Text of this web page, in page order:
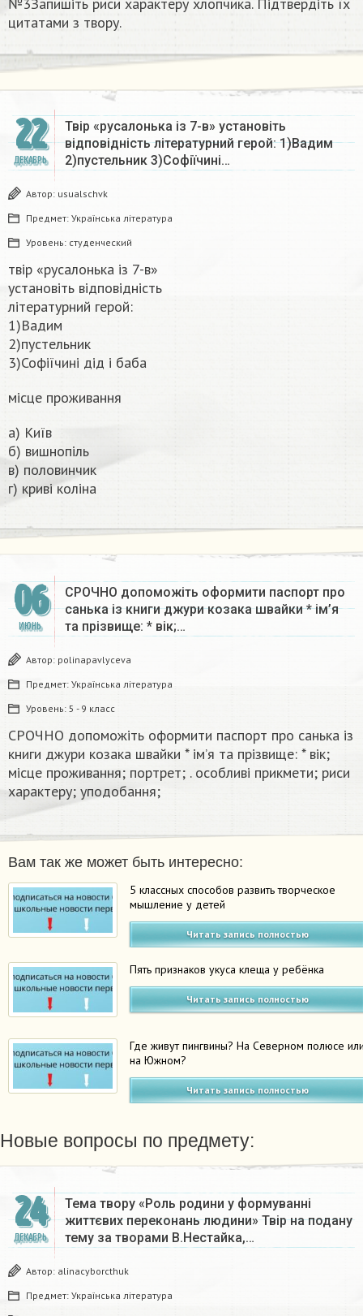
№3Запишіть риси характеру хлопчика. Підтвердіть їх
цитатами з твору.
22
ДЕКАБРЬ
Твір «русалонька із 7-в» установіть
відповідність літературний герой: 1)Вадим
2)пустельник 3)Софіїчині…
Автор: usualschvk
Предмет: Українська література
Уровень: студенческий
твір «русалонька із 7-в»
установіть відповідність
літературний герой:
1)Вадим
2)пустельник
3)Софіїчині дід і баба
місце проживання
а) Київ
б) вишнопіль
в) половинчик
г) криві коліна​
06
ИЮНЬ
СРОЧНО допоможіть оформити паспорт про
санька із книги джури козака швайки * ім’я
та прізвище: * вiк;…
Автор: polinapavlyceva
Предмет: Українська література
Уровень: 5 - 9 класс
СРОЧНО допоможіть оформити паспорт про санька із
книги джури козака швайки * ім’я та прізвище: * вiк;
місце проживання; портрет; . особливі прикмети; риси
характеру; уподобання;​
Вам так же может быть интересно:
5 классных способов развить творческое
мышление у детей
Читать запись полностью
Пять признаков укуса клеща у ребёнка
Читать запись полностью
Где живут пингвины? На Северном полюсе
на Южном?
Читать запись полностью
Новые вопросы по предмету:
24
ДЕКАБРЬ
Тема твору «Роль родини у формуванні
життєвих переконань людини» Твір на подану
тему за творами В.Нестайка,…
Автор: alinacyborcthuk
Предмет: Українська література